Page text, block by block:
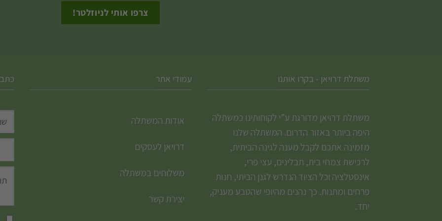
משתלת דרויאן - בקרו אותנו
משתלת דרויאן מדורגת ע”י לקוחותינו כמשתלה
היפה ביותר באזור הדרום. המשתלה שלנו
מזמינה אתכם לקבל מענה לגינה הביתית,
לרכישת צמחי בית, תבלינים, עצי פרי,
אינסטלציה וכל הציוד הנדרש לגנן הביתי, חנות
פרחים ומתנות. כך נהנים מהיופי שהטבע מעניק,
יחד.
עמודי אתר
אודות המשתלה
דרויאן לעסקים
משלוחים במשתלה
יצירת קשר